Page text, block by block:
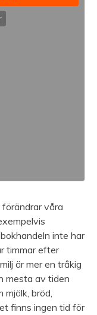
våra
inte har
timmar efter
är mer en tråkig
mesta av tiden
mjölk, bröd,
finns ingen tid för